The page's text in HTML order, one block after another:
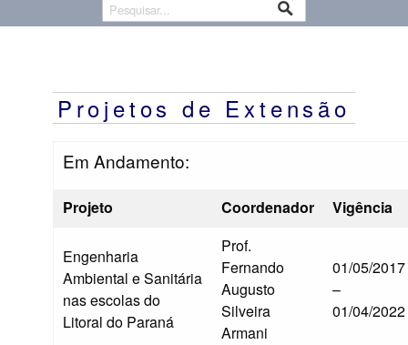
Canais
Projetos de Extensão
Em Andamento:
Projeto Coordenador Vigência
Engenharia
Ambiental e Sanitária
nas escolas do
Litoral do Paraná
Prof.
Fernando
Augusto
Silveira
Armani
01/05/2017
–
01/04/2022